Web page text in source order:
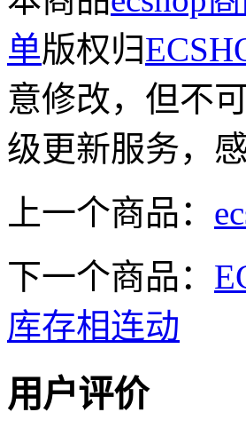
单版权归
意修改，但不
级更新服务，
上一个商品：
下一个商品：
库存相连动
用户评价